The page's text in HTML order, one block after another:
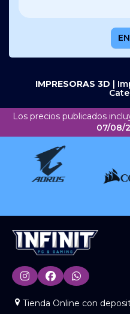
IMPRESORAS 3D |
Los precios publicados
07/08/
Tienda Online con